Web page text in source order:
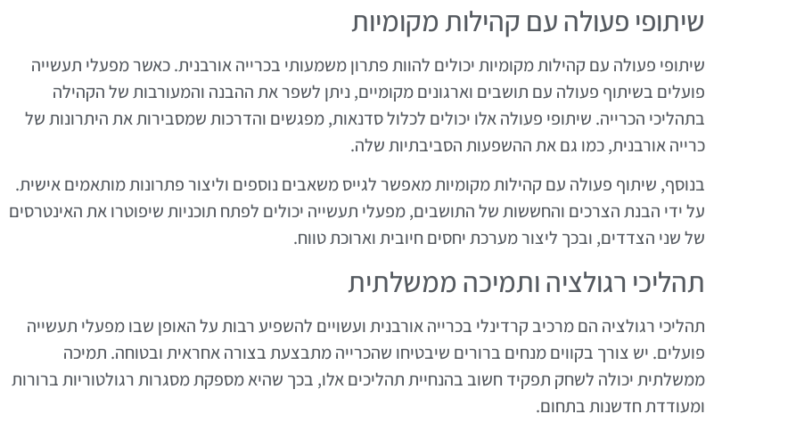
שיתופי פעולה עם קהילות מקומיות
שיתופי פעולה עם קהילות מקומיות יכולים להוות פתרון משמעותי בכרייה אורבנית. כאשר מפעלי תעשייה
פועלים בשיתוף פעולה עם תושבים וארגונים מקומיים, ניתן לשפר את ההבנה והמעורבות של הקהילה
בתהליכי הכרייה. שיתופי פעולה אלו יכולים לכלול סדנאות, מפגשים והדרכות שמסבירות את היתרונות של
כרייה אורבנית, כמו גם את ההשפעות הסביבתיות שלה.
בנוסף, שיתוף פעולה עם קהילות מקומיות מאפשר לגייס משאבים נוספים וליצור פתרונות מותאמים אישית.
על ידי הבנת הצרכים והחששות של התושבים, מפעלי תעשייה יכולים לפתח תוכניות שיפוטרו את האינטרסים
של שני הצדדים, ובכך ליצור מערכת יחסים חיובית וארוכת טווח.
תהליכי רגולציה ותמיכה ממשלתית
תהליכי רגולציה הם מרכיב קרדינלי בכרייה אורבנית ועשויים להשפיע רבות על האופן שבו מפעלי תעשייה
פועלים. יש צורך בקווים מנחים ברורים שיבטיחו שהכרייה מתבצעת בצורה אחראית ובטוחה. תמיכה
ממשלתית יכולה לשחק תפקיד חשוב בהנחיית תהליכים אלו, בכך שהיא מספקת מסגרות רגולטוריות ברורות
ומעודדת חדשנות בתחום.